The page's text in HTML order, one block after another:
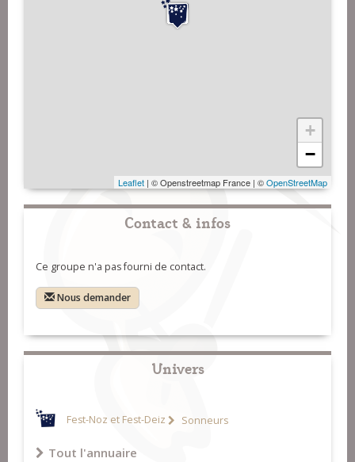
+
−
Leaflet | © Openstreetmap France | ©OpenStreetMap
Contact & infos
Ce groupe n'a pas fourni de contact.
Nous demander
Univers
Fest-Noz et Fest-Deiz Sonneurs
Tout l'annuaire